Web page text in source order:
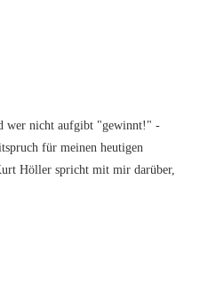
wer nicht aufgibt "gewinnt!" -
für meinen heutigen
Höller spricht mit mir darüber,